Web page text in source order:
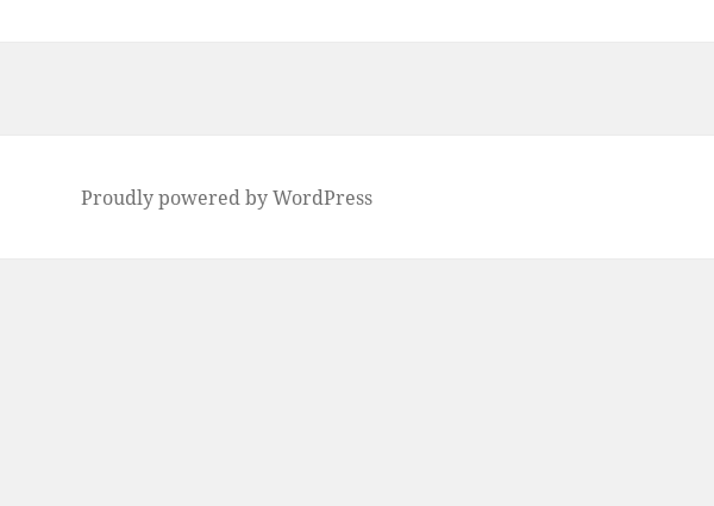
Proudly powered by WordPress